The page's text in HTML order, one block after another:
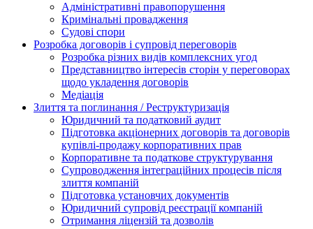
Адміністративні правопорушення
Кримінальні провадження
Судові спори
Розробка договорів і супровід переговорів
Розробка різних видів комплексних угод
Представництво інтересів сторін у переговорах
щодо укладення договорів
Медіація
Злиття та поглинання / Реструктуризація
Юридичний та податковий аудит
Підготовка акціонерних договорів та договорів
купівлі-продажу корпоративних прав
Корпоративне та податкове структурування
Супроводження інтеграційних процесів після
злиття компаній
Підготовка установчих документів
Юридичний супровід реєстрації компаній
Отримання ліцензій та дозволів